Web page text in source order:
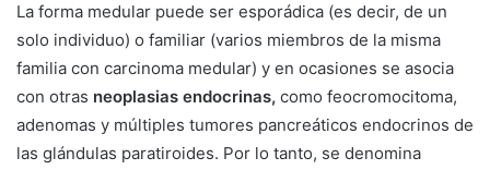
La forma medular puede ser esporádica (es decir, de un
solo individuo) o familiar (varios miembros de la misma
familia con carcinoma medular) y en ocasiones se asocia
con otras neoplasias endocrinas, como feocromocitoma,
adenomas y múltiples tumores pancreáticos endocrinos de
las glándulas paratiroides. Por lo tanto, se denomina